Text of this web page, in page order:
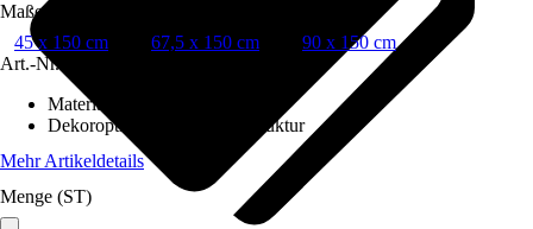
Maße
45 x 150 cm
67,5 x 150 cm
90 x 150 cm
Art.-Nr.
Material
Dekoroptik
Transparente Struktur
Mehr Artikeldetails
Menge (ST)